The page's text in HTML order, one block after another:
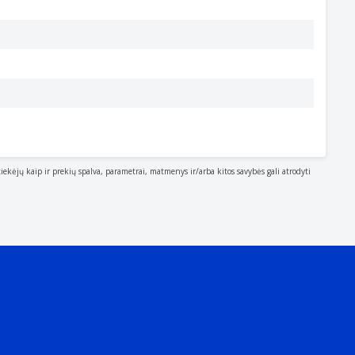
kompiuteris
kaip ir prekių spalva, parametrai, matmenys ir/arba kitos savybės gali atrodyti